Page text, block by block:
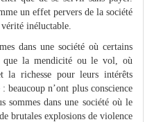
un effet pervers de la société
inéluctable.
dans une société où certains
que la mendicité ou le vol, où
la richesse pour leurs intérêts
n’ont plus conscience
sommes dans une société où le
brutales explosions de violence